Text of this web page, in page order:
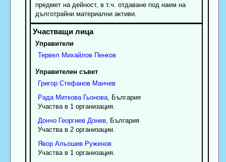
предмет на дейност, в т.ч. отдаване под наем на
дълготрайни материални активи.
Управители
Тервел Михайлов Пенков
Управителен съвет
Григор Стефанов Манчев
Рада Миткова Гьонова, България
Участва в 1 организация.
Дончо Георгиев Донев, България
Участва в 2 организации.
Явор Альошев Руженов
Участва в 1 организация.